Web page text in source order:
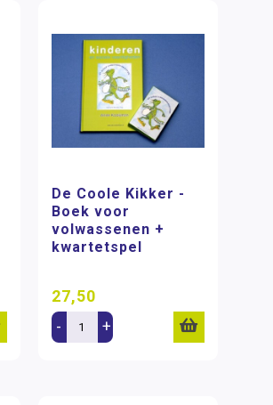
De Coole Kikker -
Boek voor
volwassenen +
kwartetspel
27,50
- +